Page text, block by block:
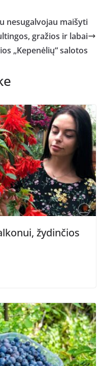
nesugalvojau maišyti
gražios ir labai
„Kepenėlių“ salotos
žydinčios